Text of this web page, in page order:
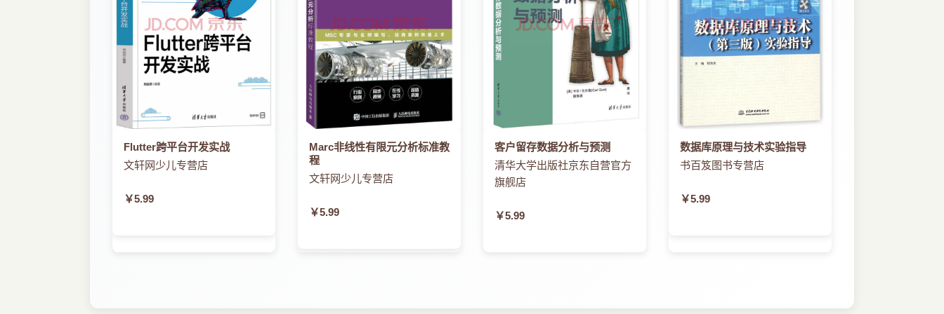
Flutter跨平台开发实战
文轩网少儿专营店
￥5.99
Marc非线性有限元分析标准教
程
文轩网少儿专营店
￥5.99
客户留存数据分析与预测
清华大学出版社京东自营官方
旗舰店
￥5.99
数据库原理与技术实验指导
书百笈图书专营店
￥5.99